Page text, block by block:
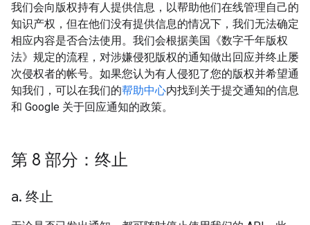
我们会向版权持有人提供信息，以帮助他们在线管理自己的
知识产权，但在他们没有提供信息的情况下，我们无法确定
相应内容是否合法使用。我们会根据美国《数字千年版权
法》规定的流程，对涉嫌侵犯版权的通知做出回应并终止屡
次侵权者的帐号。如果您认为有人侵犯了您的版权并希望通
知我们，可以在我们的帮助中心内找到关于提交通知的信息
和 Google 关于回应通知的政策。
第 8 部分：终止
a. 终止